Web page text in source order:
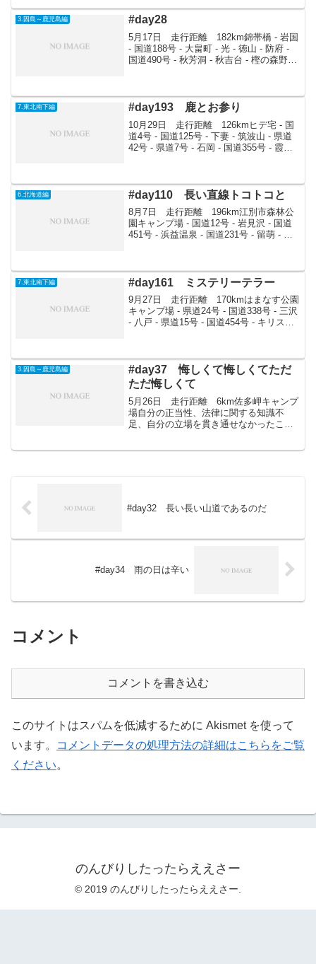
3.因島～鹿児島編 #day28
5月17日 走行距離 182km錦帯橋 - 岩国
- 国道188号 - 大畠町 - 光 - 徳山 - 防府 -
国道490号 - 秋芳洞 - 秋吉台 - 樫の森野営
7.東北南下編 #day193 鹿とお参り
10月29日 走行距離 126kmヒデ宅 - 国
道4号 - 国道125号 - 下妻 - 筑波山 - 県道
42号 - 県道7号 - 石岡 - 国道355号 - 霞ヶ
6.北海道編 #day110 長い直線トコトコと
8月7日 走行距離 196km江別市森林公
園キャンプ場 - 国道12号 - 岩見沢 - 国道
451号 - 浜益温泉 - 国道231号 - 留萌 - 黄
上。本当に長い...
7.東北南下編 #day161 ミステリーテラー
9月27日 走行距離 170kmはまなす公園
キャンプ場 - 県道24号 - 国道338号 - 三沢
- 八戸 - 県道15号 - 国道454号 - キリスト
3.因島～鹿児島編
#day37 悔しくて悔しくてただ
ただ悔しくて
5月26日 走行距離 6km佐多岬キャンプ
場自分の正当性、法律に関する知識不
足、自分の立場を貫き通せなかったこ
#day32 長い長い山道であるのだ
#day34 雨の日は辛い
コメント
コメントを書き込む
このサイトはスパムを低減するために Akismet を使って
います。
コメントデータの処理方法の詳細はこちらをご覧
ください。
のんびりしたったらええさー
© 2019 のんびりしたったらええさー.